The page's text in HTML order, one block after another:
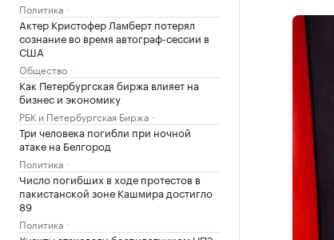
Политика
Актер Кристофер Ламберт потерял
сознание во время автограф-сессии в
США
Общество
Как Петербургская биржа влияет на
бизнес и экономику
РБК и Петербургская Биржа
Три человека погибли при ночной
атаке на Белгород
Политика
Число погибших в ходе протестов в
пакистанской зоне Кашмира достигло
89
Политика